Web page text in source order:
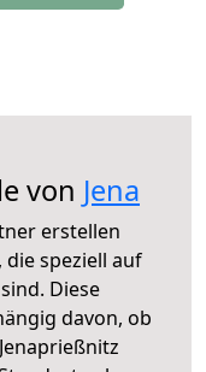
von Jena
erstellen
speziell auf
Diese
davon, ob